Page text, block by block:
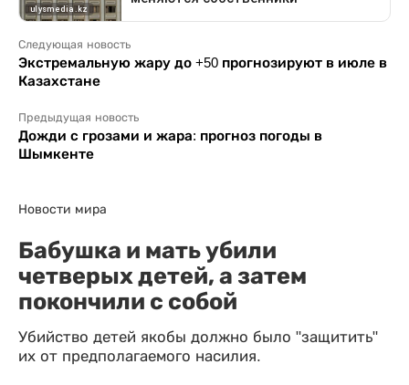
Следующая новость
Экстремальную жару до +50 прогнозируют в июле в
Казахстане
Предыдущая новость
Дожди с грозами и жара: прогноз погоды в
Шымкенте
Новости мира
Бабушка и мать убили
четверых детей, а затем
покончили с собой
Убийство детей якобы должно было "защитить"
их от предполагаемого насилия.